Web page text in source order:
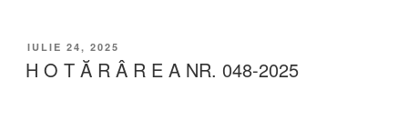
IULIE 24, 2025
H O T Ă R Â R E A NR. 048-2025